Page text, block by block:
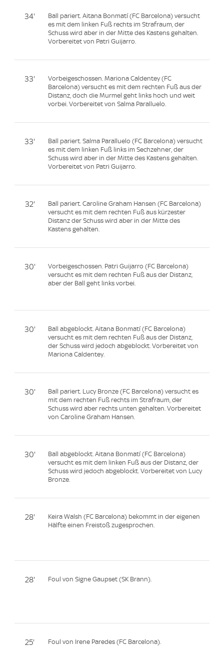
34'
Ball pariert. Aitana Bonmatí (FC Barcelona) versucht
es mit dem linken Fuß rechts im Strafraum, der
Schuss wird aber in der Mitte des Kastens gehalten.
Vorbereitet von Patri Guijarro.
33'
Vorbeigeschossen. Mariona Caldentey (FC
Barcelona) versucht es mit dem rechten Fuß aus der
Distanz, doch die Murmel geht links hoch und weit
vorbei. Vorbereitet von Salma Paralluelo.
33'
Ball pariert. Salma Paralluelo (FC Barcelona) versucht
es mit dem linken Fuß links im Sechzehner, der
Schuss wird aber in der Mitte des Kastens gehalten.
Vorbereitet von Patri Guijarro.
32'
Ball pariert. Caroline Graham Hansen (FC Barcelona)
versucht es mit dem rechten Fuß aus kürzester
Distanz der Schuss wird aber in der Mitte des
Kastens gehalten.
30'
Vorbeigeschossen. Patri Guijarro (FC Barcelona)
versucht es mit dem rechten Fuß aus der Distanz,
aber der Ball geht links vorbei.
30'
Ball abgeblockt. Aitana Bonmatí (FC Barcelona)
versucht es mit dem rechten Fuß aus der Distanz,
der Schuss wird jedoch abgeblockt. Vorbereitet von
Mariona Caldentey.
30'
Ball pariert. Lucy Bronze (FC Barcelona) versucht es
mit dem rechten Fuß rechts im Strafraum, der
Schuss wird aber rechts unten gehalten. Vorbereitet
von Caroline Graham Hansen.
30'
Ball abgeblockt. Aitana Bonmatí (FC Barcelona)
versucht es mit dem linken Fuß aus der Distanz, der
Schuss wird jedoch abgeblockt. Vorbereitet von Lucy
Bronze.
28'
Keira Walsh (FC Barcelona) bekommt in der eigenen
Hälfte einen Freistoß zugesprochen.
28' Foul von Signe Gaupset (SK Brann).
25' Foul von Irene Paredes (FC Barcelona).